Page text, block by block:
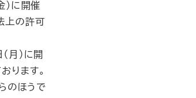
）に開催
上の許可
月）に開
ります。
のほうで